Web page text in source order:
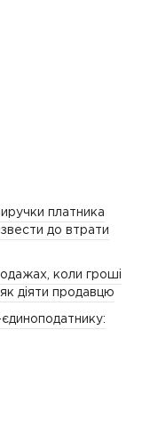
платника
до втрати
коли гроші
діяти продавцю